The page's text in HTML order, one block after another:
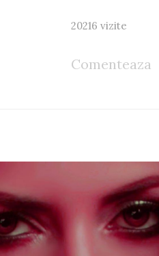
20216 vizite
Comenteaza